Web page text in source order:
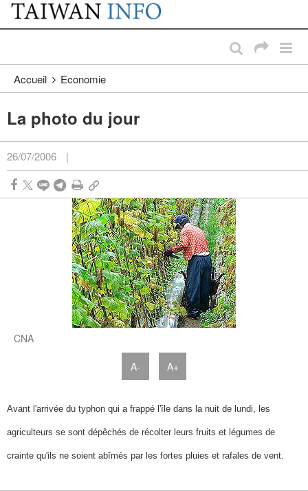
Passer au contenu principal
:::
Accueil Economie
La photo du jour
26/07/2006 |
CNA
A- A+
Avant l'arrivée du typhon qui a frappé l'île dans la nuit de lundi, les
agriculteurs se sont dépêchés de récolter leurs fruits et légumes de
crainte qu'ils ne soient abîmés par les fortes pluies et rafales de vent.